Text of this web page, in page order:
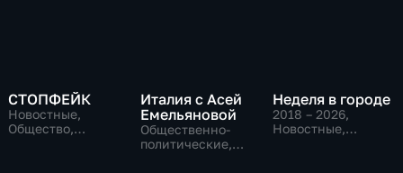
СТОПФЕЙК
Новостные,
Общество,
Италия с Асей
Емельяновой
Общественно-
политические,
Неделя в городе
2018 – 2026,
Новостные,